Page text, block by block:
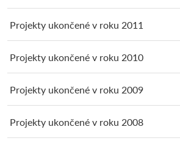
Projekty ukončené v roku 2011
Projekty ukončené v roku 2010
Projekty ukončené v roku 2009
Projekty ukončené v roku 2008